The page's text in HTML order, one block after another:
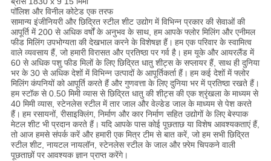
पॉलिश और विनील कोटेड एक तरफ
सामान्य इंजीनियरी और छिद्रित स्टील शीट उद्योग में विभिन्न प्रकार की सेवाओं की
आपूर्ति में 200 से अधिक वर्षों के अनुभव के साथ, हम आपके फ्लोर मिलिंग और एनीमल
फीड मिलिंग उपभोग्यता की देखभाल करने के विशेषज्ञ हैं। हम एक परिवार के स्वामित्व
वाले व्यवसाय हैं, जो हमारी विरासत और प्रतिष्ठा पर गर्व है। हम यूके और आयरलैंड में
60 से अधिक पशु फीड मिलों के लिए छिद्रित धातु शीट्स के सप्लायर हैं, साथ ही दुनिया
भर के 30 से अधिक देशों में विभिन्न उत्पादों के आपूर्तिकर्ता हैं। हम कई देशों में फ्लोर
मिलिंग कंपनियों को आपूर्ति करते हैं और गुणवत्ता के लिए दुनिया भर में प्रतिष्ठा रखते हैं।
हम स्टॉक से 0.50 मिमी व्यास से छिद्रित धातु की शीट्स की एक श्रृंखला के माध्यम से
40 मिमी व्यास, स्टेनलेस स्टील में तार जाल और वेल्डेड जाल के माध्यम से पेश करते
हैं। हम रसायनों, रीसाइक्लिंग, निर्माण और कार निर्माण सहित उद्योगों के लिए बेस्पाक
मेटल शीट भी प्रदान करते हैं। यदि आपके पास कोई पूछताछ या विशेष आवश्यकताएं हैं,
तो आज हमसे संपर्क करें और हमारी एक मित्र टीम से बात करें, जो हम सभी छिद्रित
स्टील शीट, नायटल नायलॉन, स्टेनलेस स्टील के जाल और फ़्रेम चिपकने वाली
पूछताछों पर आवश्यक ज्ञान प्राप्त करेंगे।